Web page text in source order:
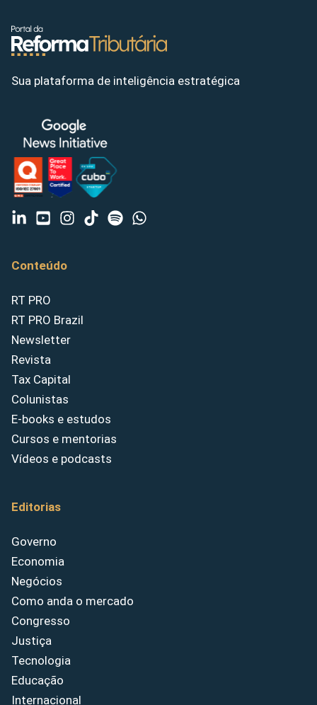
Sua plataforma de inteligência estratégica
Conteúdo
RT PRO
RT PRO Brazil
Newsletter
Revista
Tax Capital
Colunistas
E-books e estudos
Cursos e mentorias
Vídeos e podcasts
Editorias
Governo
Economia
Negócios
Como anda o mercado
Congresso
Justiça
Tecnologia
Educação
Internacional